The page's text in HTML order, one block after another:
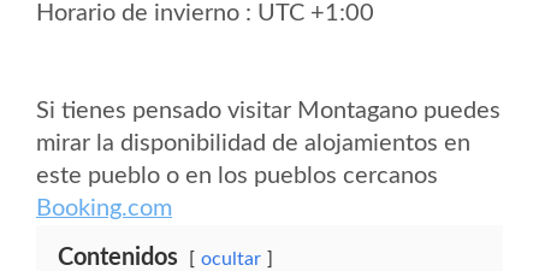
Horario de invierno : UTC +1:00
Si tienes pensado visitar Montagano puedes
mirar la disponibilidad de alojamientos en
este pueblo o en los pueblos cercanos
Booking.com
Contenidos ocultar